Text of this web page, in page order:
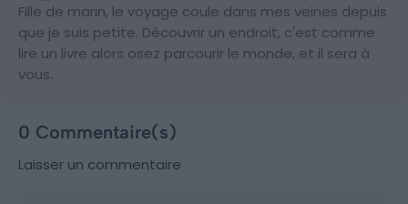
Fille de marin, le voyage coule dans mes veines depuis
que je suis petite. Découvrir un endroit, c'est comme
lire un livre alors osez parcourir le monde, et il sera à
vous.
0 Commentaire(s)
Laisser un commentaire